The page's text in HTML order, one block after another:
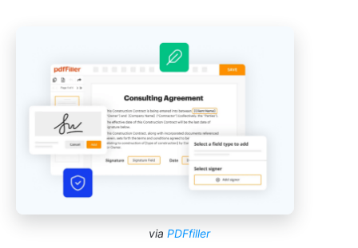
via PDFfiller